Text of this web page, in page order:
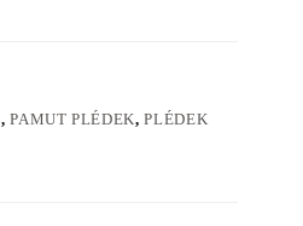
,PAMUT PLÉDEK,PLÉDEK